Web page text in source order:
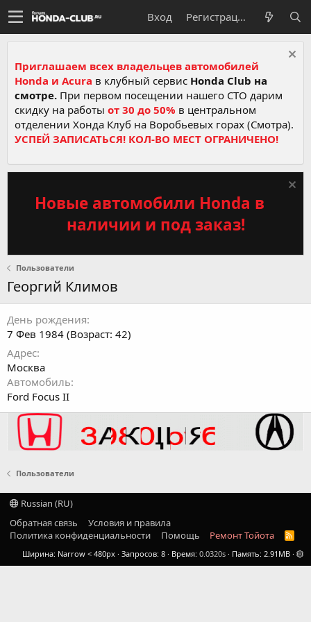
Вход Регистрация
Приглашаем всех владельцев автомобилей
Honda и Acura в клубный сервис Honda Club на
смотре. При первом посещении нашего СТО дарим
скидку на работы от 30 до 50% в центральном
отделении Хонда Клуб на Воробьевых горах (Смотра).
УСПЕЙ ЗАПИСАТЬСЯ! КОЛ-ВО МЕСТ ОГРАНИЧЕНО!
Новые автомобили Honda в
наличии и под заказ!
Пользователи
Георгий Климов
День рождения
7 Фев 1984 (Возраст: 42)
Адрес
Москва
Автомобиль
Ford Focus II
Пользователи
Russian (RU)
Обратная связь
Условия и правила
Политика конфиденциальности
Помощь Ремонт Тойота
R
S
S
Ширина Запросов 8 Время 0.0320s Память 2.91MB